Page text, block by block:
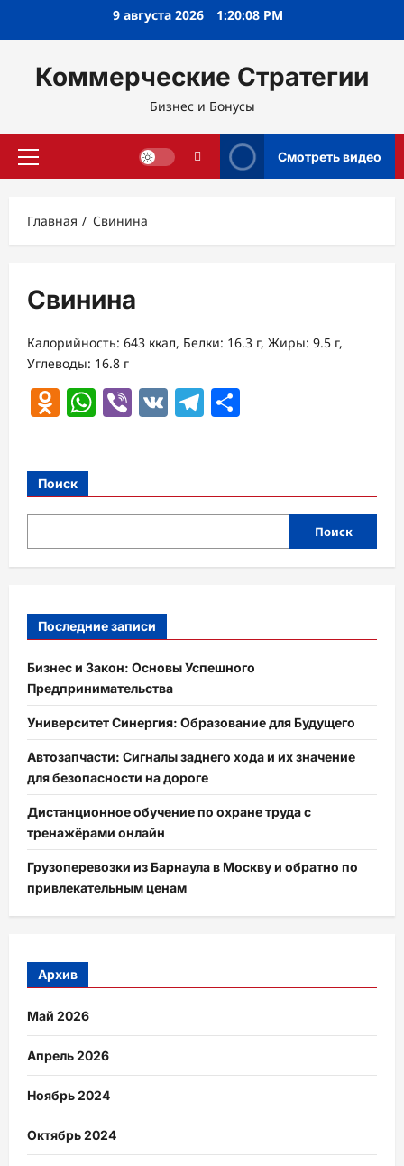
9 августа 2026 1:20:09 PM
Коммерческие Стратегии
Бизнес и Бонусы
Основное
Смотреть видео
Главная Свинина
Свинина
Калорийность: 643 ккал, Белки: 16.3 г, Жиры: 9.5 г,
Углеводы: 16.8 г
Odnoklassniki
WhatsApp
Viber
VK Telegram
Поиск
Поиск
Последние записи
Бизнес и Закон: Основы Успешного
Предпринимательства
Университет Синергия: Образование для Будущего
Автозапчасти: Сигналы заднего хода и их значение
для безопасности на дороге
Дистанционное обучение по охране труда с
тренажёрами онлайн
Грузоперевозки из Барнаула в Москву и обратно по
привлекательным ценам
Архив
Май 2026
Апрель 2026
Ноябрь 2024
Октябрь 2024